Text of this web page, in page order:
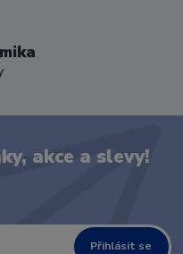
akce a slevy!
Přihlásit se